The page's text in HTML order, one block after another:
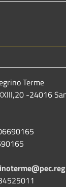
Terme
-24016